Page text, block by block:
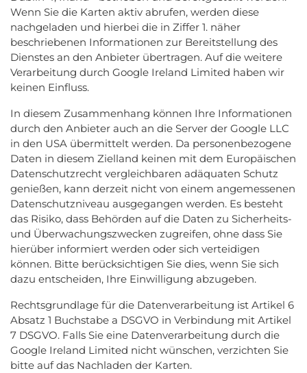
Wenn Sie die Karten aktiv abrufen, werden diese
nachgeladen und hierbei die in Ziffer 1. näher
beschriebenen Informationen zur Bereitstellung des
Dienstes an den Anbieter übertragen. Auf die weitere
Verarbeitung durch Google Ireland Limited haben wir
keinen Einfluss.
In diesem Zusammenhang können Ihre Informationen
durch den Anbieter auch an die Server der Google LLC
in den USA übermittelt werden. Da personenbezogene
Daten in diesem Zielland keinen mit dem Europäischen
Datenschutzrecht vergleichbaren adäquaten Schutz
genießen, kann derzeit nicht von einem angemessenen
Datenschutzniveau ausgegangen werden. Es besteht
das Risiko, dass Behörden auf die Daten zu Sicherheits-
und Überwachungszwecken zugreifen, ohne dass Sie
hierüber informiert werden oder sich verteidigen
können. Bitte berücksichtigen Sie dies, wenn Sie sich
dazu entscheiden, Ihre Einwilligung abzugeben.
Rechtsgrundlage für die Datenverarbeitung ist Artikel 6
Absatz 1 Buchstabe a DSGVO in Verbindung mit Artikel
7 DSGVO. Falls Sie eine Datenverarbeitung durch die
Google Ireland Limited nicht wünschen, verzichten Sie
bitte auf das Nachladen der Karten.